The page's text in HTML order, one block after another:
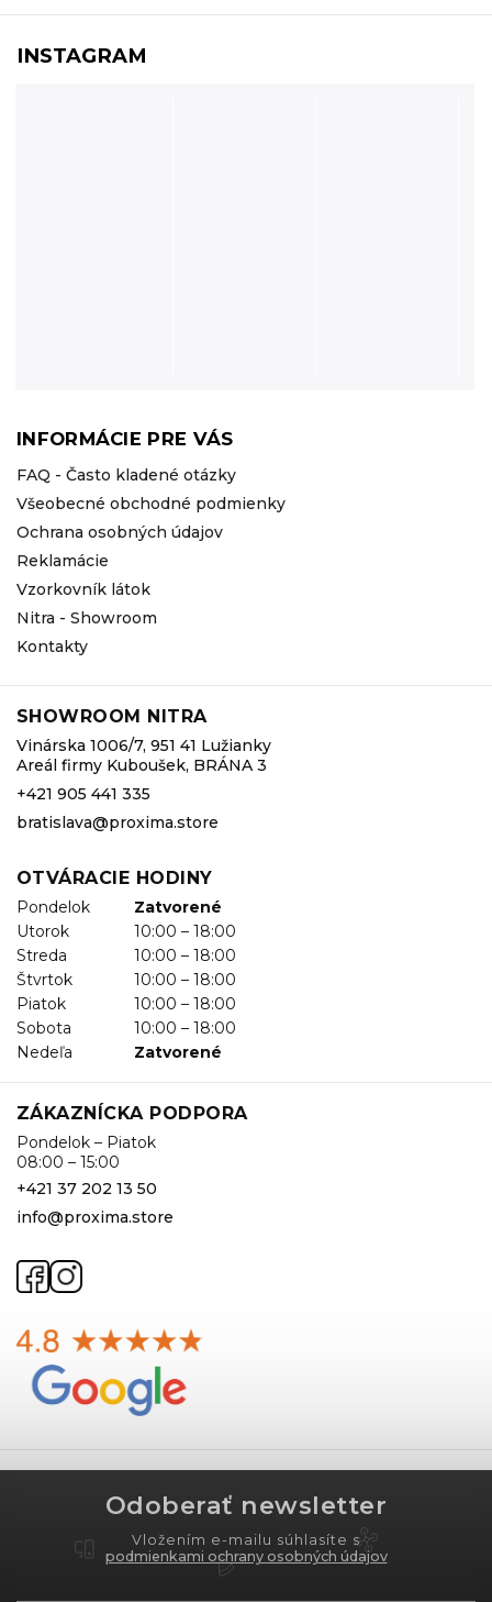
INFORMÁCIE PRE VÁS
FAQ - Často kladené otázky
Všeobecné obchodné podmienky
Ochrana osobných údajov
Reklamácie
Vzorkovník látok
Nitra - Showroom
Kontakty
SHOWROOM NITRA
Vinárska 1006/7, 951 41 Lužianky
Areál firmy Kuboušek, BRÁNA 3
+421 905 441 335
bratislava@proxima.store
OTVÁRACIE HODINY
Pondelok
Zatvorené
Utorok
10:00 – 18:00
Streda
10:00 – 18:00
Štvrtok
10:00 – 18:00
Piatok
10:00 – 18:00
Sobota
10:00 – 18:00
Nedeľa
Zatvorené
ZÁKAZNÍCKA PODPORA
Pondelok – Piatok
08:00 – 15:00
+421 37 202 13 50
info@proxima.store
Odoberať newsletter
Vložením e-mailu súhlasíte s
podmienkami ochrany osobných údajov
INSTAGRAM